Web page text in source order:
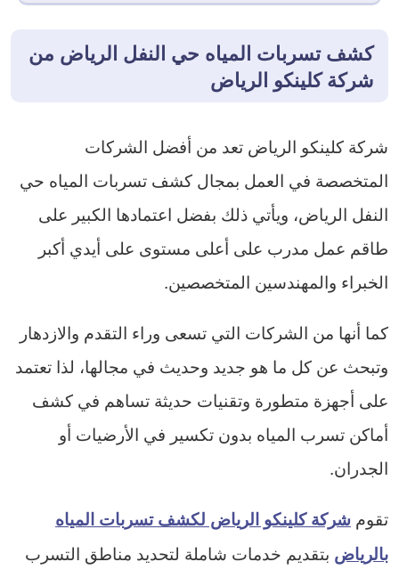
كشف تسربات المياه حي النفل الرياض من
شركة كلينكو الرياض
شركة كلينكو الرياض تعد من أفضل الشركات
المتخصصة في العمل بمجال كشف تسربات المياه حي
النفل الرياض، ويأتي ذلك بفضل اعتمادها الكبير على
طاقم عمل مدرب على أعلى مستوى على أيدي أكبر
الخبراء والمهندسين المتخصصين.
كما أنها من الشركات التي تسعى وراء التقدم والازدهار
وتبحث عن كل ما هو جديد وحديث في مجالها، لذا تعتمد
على أجهزة متطورة وتقنيات حديثة تساهم في كشف
أماكن تسرب المياه بدون تكسير في الأرضيات أو
الجدران.
تقوم شركة كلينكو الرياض لكشف تسربات المياه
بالرياض بتقديم خدمات شاملة لتحديد مناطق التسرب